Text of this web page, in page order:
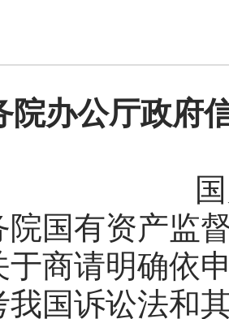
院办公厅政府
院国有资产监
于商请明确依
我国诉讼法和